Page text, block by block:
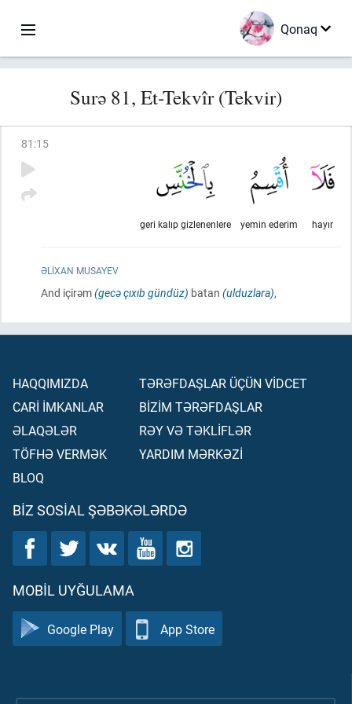
Qonaq
Surə 81, Et-Tekvîr (Tekvir)
81 :15
hayır
yemin ederim
geri kalıp gizlenenlere
ƏLIXAN MUSAYEV
And içirəm(gecə çıxıb gündüz) batan (ulduzlara),
HAQQIMIZDA
CARİ İMKANLAR
ƏLAQƏLƏR
TÖFHƏ VERMƏK
BLOQ
TƏRƏFDAŞLAR ÜÇÜN VİDCET
BİZİM TƏRƏFDAŞLAR
RƏY VƏ TƏKLİFLƏR
YARDIM MƏRKƏZİ
BIZ SOSIAL ŞƏBƏKƏLƏRDƏ
MOBIL UYĞULAMA
Google Play App Store